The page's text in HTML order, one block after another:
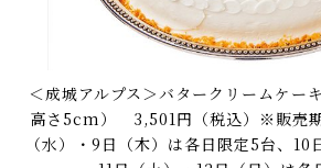
＜成城アルプス＞バタークリームケー
高さ5cm） 3,501円（税込）※販売
（水）・9日（木）は各日限定5台、10